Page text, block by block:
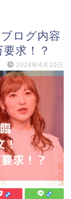
ログ内容
求！？
2024年4月20日